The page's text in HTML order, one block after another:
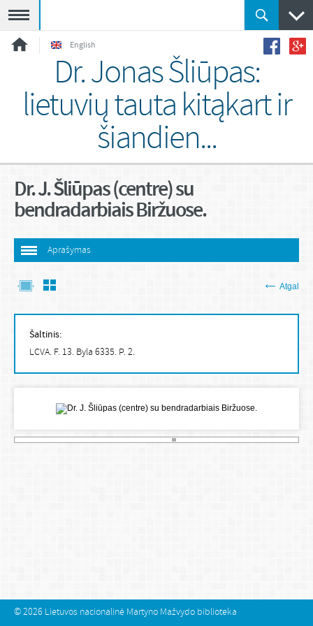
English
Dr. Jonas Šliūpas:
lietuvių tauta kitąkart ir
šiandien...
Dr. J. Šliūpas (centre) su
bendradarbiais Biržuose.
Aprašymas
Atgal
Šaltinis:
LCVA. F. 13. Byla 6335. P. 2.
© 2026 Lietuvos nacionalinė Martyno Mažvydo biblioteka